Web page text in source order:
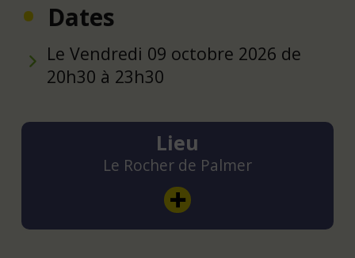
Dates
Le Vendredi 09 octobre 2026 de
20h30 à 23h30
Lieu
Le Rocher de Palmer